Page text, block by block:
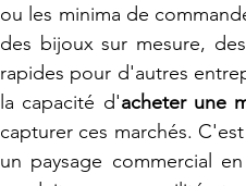
ou les minima de
des bijoux sur mesure,
rapides pour d'autres
la capacité d'acheter une
capturer ces marchés.
un paysage commercial